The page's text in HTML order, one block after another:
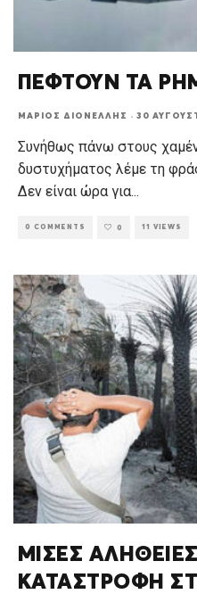
ΠΕΦΤΟΥΝ ΤΑ
ΜΆΡΙΟΣ ΔΙΟΝΈΛΛΗΣ · 30
Συνήθως πάνω στους
δυστυχήματος λέμε τη
Δεν είναι ώρα για...
0 COMMENTS 0 11 VIEWS
ΜΙΣΕΣ
ΚΑΤΑΣΤΡΟΦΗ